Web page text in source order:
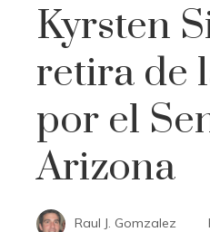
Kyrsten
retira de
por el
Arizona
Raul J. Gomzalez